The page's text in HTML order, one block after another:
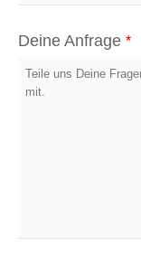
Deine Anfrage *